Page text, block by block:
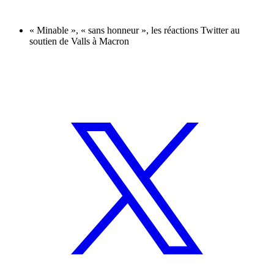
« Minable », « sans honneur », les réactions Twitter au
soutien de Valls à Macron